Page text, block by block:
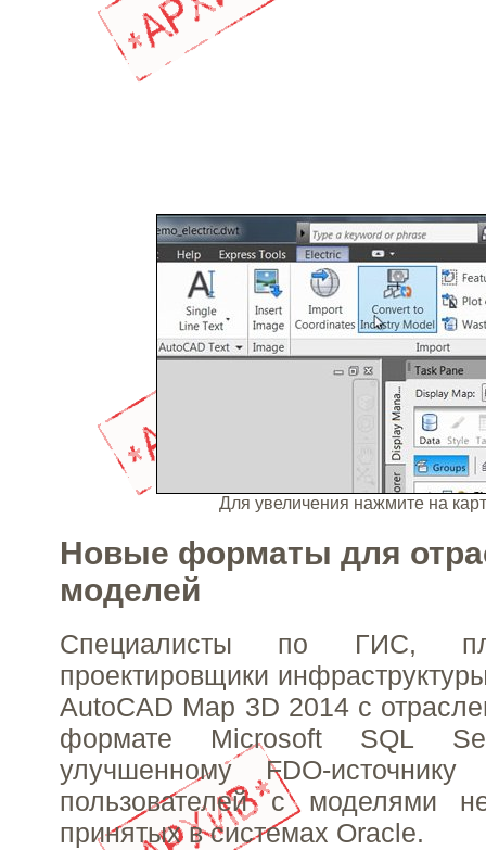
Для увеличения нажмите на
Новые форматы для
моделей
Специалисты по ГИС,
проектировщики
AutoCAD Map 3D 2014 с
формате Microsoft SQL
улучшенному FDO-
пользователей с моделями
принятых в системах Oracle.